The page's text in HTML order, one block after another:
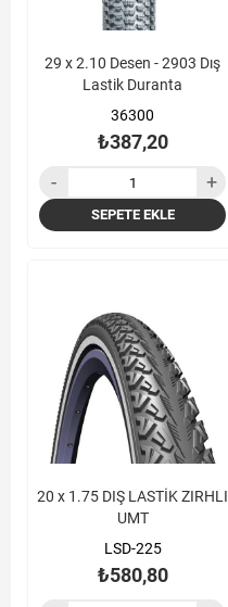
29 x 2.10 Desen - 2903 Dış
Lastik Duranta
36300
₺387,20
SEPETE EKLE
20 x 1.75 DIŞ LASTİK ZIRHLI
UMT
LSD-225
₺580,80